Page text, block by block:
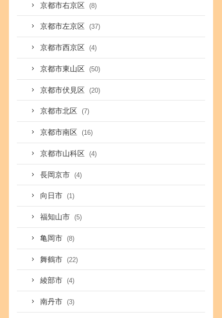
京都市右京区 (8)
京都市左京区 (37)
京都市西京区 (4)
京都市東山区 (50)
京都市伏見区 (20)
京都市北区 (7)
京都市南区 (16)
京都市山科区 (4)
長岡京市 (4)
向日市 (1)
福知山市 (5)
亀岡市 (8)
舞鶴市 (22)
綾部市 (4)
南丹市 (3)